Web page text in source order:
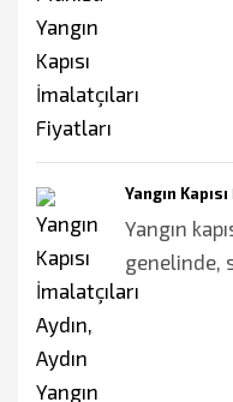
Yangın
Yangın
genelinde,